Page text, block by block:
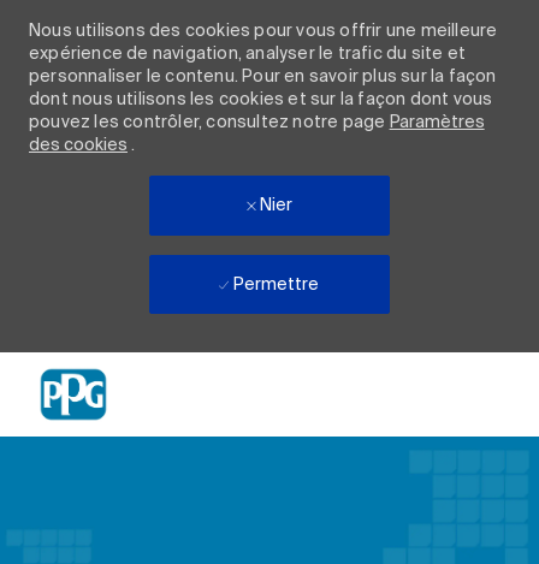
Nous utilisons des cookies pour vous offrir une meilleure
expérience de navigation, analyser le trafic du site et
personnaliser le contenu. Pour en savoir plus sur la façon
dont nous utilisons les cookies et sur la façon dont vous
pouvez les contrôler, consultez notre page Paramètres
des cookies .
Nier
Permettre